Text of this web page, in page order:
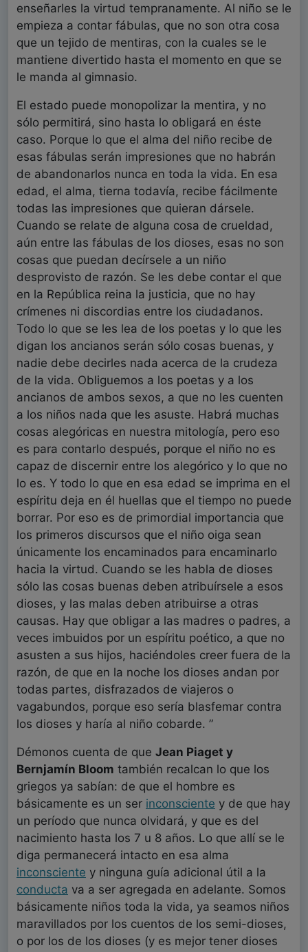
enseñarles la virtud tempranamente. Al niño se le
empieza a contar fábulas, que no son otra cosa
que un tejido de mentiras, con la cuales se le
mantiene divertido hasta el momento en que se
le manda al gimnasio.
El estado puede monopolizar la mentira, y no
sólo permitirá, sino hasta lo obligará en éste
caso. Porque lo que el alma del niño recibe de
esas fábulas serán impresiones que no habrán
de abandonarlos nunca en toda la vida. En esa
edad, el alma, tierna todavía, recibe fácilmente
todas las impresiones que quieran dársele.
Cuando se relate de alguna cosa de crueldad,
aún entre las fábulas de los dioses, esas no son
cosas que puedan decírsele a un niño
desprovisto de razón. Se les debe contar el que
en la República reina la justicia, que no hay
crímenes ni discordias entre los ciudadanos.
Todo lo que se les lea de los poetas y lo que les
digan los ancianos serán sólo cosas buenas, y
nadie debe decirles nada acerca de la crudeza
de la vida. Obliguemos a los poetas y a los
ancianos de ambos sexos, a que no les cuenten
a los niños nada que les asuste. Habrá muchas
cosas alegóricas en nuestra mitología, pero eso
es para contarlo después, porque el niño no es
capaz de discernir entre los alegórico y lo que no
lo es. Y todo lo que en esa edad se imprima en el
espíritu deja en él huellas que el tiempo no puede
borrar. Por eso es de primordial importancia que
los primeros discursos que el niño oiga sean
únicamente los encaminados para encaminarlo
hacia la virtud. Cuando se les habla de dioses
sólo las cosas buenas deben atribuírsele a esos
dioses, y las malas deben atribuirse a otras
causas. Hay que obligar a las madres o padres, a
veces imbuidos por un espíritu poético, a que no
asusten a sus hijos, haciéndoles creer fuera de la
razón, de que en la noche los dioses andan por
todas partes, disfrazados de viajeros o
vagabundos, porque eso sería blasfemar contra
los dioses y haría al niño cobarde. ”
Démonos cuenta de que Jean Piaget y
Bernjamín Bloom también recalcan lo que los
griegos ya sabían: de que el hombre es
básicamente es un ser inconsciente y de que hay
un período que nunca olvidará, y que es del
nacimiento hasta los 7 u 8 años. Lo que allí se le
diga permanecerá intacto en esa alma
inconsciente y ninguna guía adicional útil a la
conducta va a ser agregada en adelante. Somos
básicamente niños toda la vida, ya seamos niños
maravillados por los cuentos de los semi-dioses,
o por los de los dioses (y es mejor tener dioses